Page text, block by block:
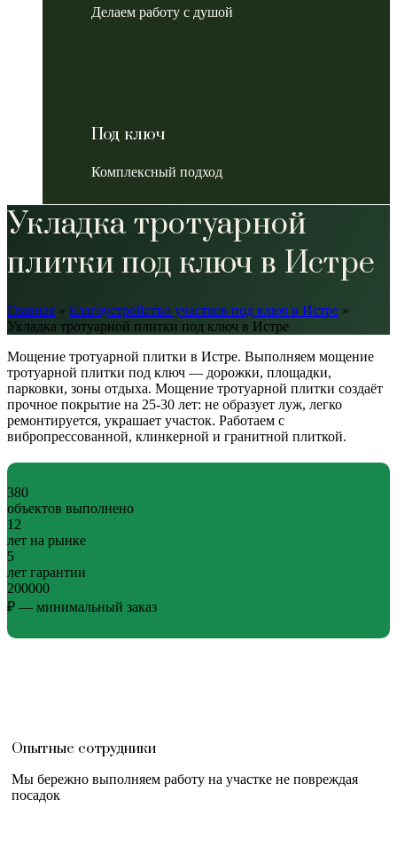
Делаем работу с душой
Под ключ
Комплексный подход
Укладка тротуарной
плитки под ключ в Истре
Главная » Благоустройство участков под ключ в Истре »
Укладка тротуарной плитки под ключ в Истре
Мощение тротуарной плитки в Истре. Выполняем мощение
тротуарной плитки под ключ — дорожки, площадки,
парковки, зоны отдыха. Мощение тротуарной плитки создаёт
прочное покрытие на 25-30 лет: не образует луж, легко
ремонтируется, украшает участок. Работаем с
вибропрессованной, клинкерной и гранитной плиткой.
380
объектов выполнено
12
лет на рынке
5
лет гарантии
200000
₽ — минимальный заказ
Опытные сотрудники
Мы бережно выполняем работу на участке не повреждая
посадок